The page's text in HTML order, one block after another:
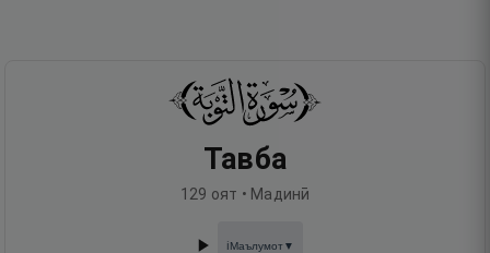
Тавба
129 оят • Мадинӣ
ℹ️Маълумот▼